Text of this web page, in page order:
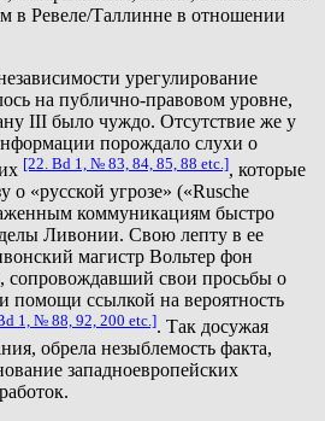
в Ревеле/Таллинне в отношении
урегулирование
на публично-правовом уровне,
III было чуждо. Отсутствие же у
порождало слухи о
[22. Bd 1, № 83, 84, 85, 88 etc.], которые
о «русской угрозе» («Rusche
коммуникациям быстро
Ливонии. Свою лепту в ее
магистр Вольтер фон
сопровождавший свои просьбы о
помощи ссылкой на вероятность
1, № 88, 92, 200 etc.]. Так досужая
обрела незыблемость факта,
западноевропейских